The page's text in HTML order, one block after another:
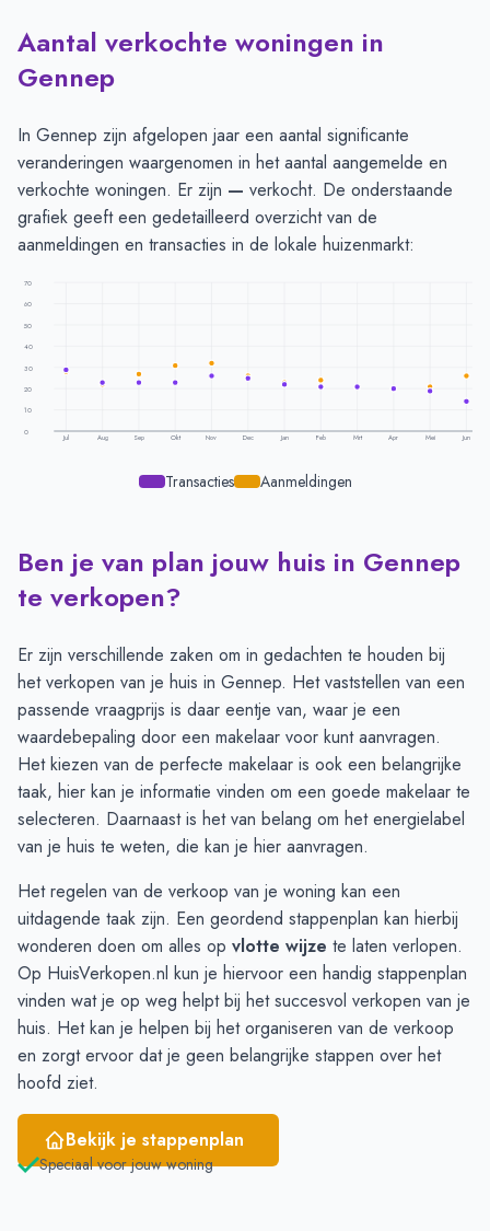
Aantal verkochte woningen in
Gennep
In Gennep zijn afgelopen jaar een aantal significante
veranderingen waargenomen in het aantal aangemelde en
verkochte woningen. Er zijn — verkocht. De onderstaande
grafiek geeft een gedetailleerd overzicht van de
aanmeldingen en transacties in de lokale huizenmarkt:
70
60
50
40
30
20
10
0
Jul Aug Sep Okt Nov Dec Jan Feb Mrt Apr Mei Jun
Transacties Aanmeldingen
Transacties en aanmeldingen per maand - Gennep
Maand
Transacties
Juli
29
23
September
23
27
Oktober
31
November
26
32
December
25
26
Januari
22
23
Februari
21
24
Maart
21
21
Mei
19
21
Juni
14 26
Ben je van plan jouw huis in Gennep
te verkopen?
Er zijn verschillende zaken om in gedachten te houden bij
het verkopen van je huis in Gennep. Het vaststellen van een
passende vraagprijs is daar eentje van, waar je een
waardebepaling door een makelaar voor kunt aanvragen.
Het kiezen van de perfecte makelaar is ook een belangrijke
taak, hier kan je informatie vinden om een goede makelaar te
selecteren. Daarnaast is het van belang om het energielabel
van je huis te weten, die kan je hier aanvragen.
Het regelen van de verkoop van je woning kan een
uitdagende taak zijn. Een geordend stappenplan kan hierbij
wonderen doen om alles op vlotte wijze te laten verlopen.
Op HuisVerkopen.nl kun je hiervoor een handig stappenplan
vinden wat je op weg helpt bij het succesvol verkopen van je
huis. Het kan je helpen bij het organiseren van de verkoop
en zorgt ervoor dat je geen belangrijke stappen over het
hoofd ziet.
Bekijk je stappenplan
Speciaal voor jouw woning